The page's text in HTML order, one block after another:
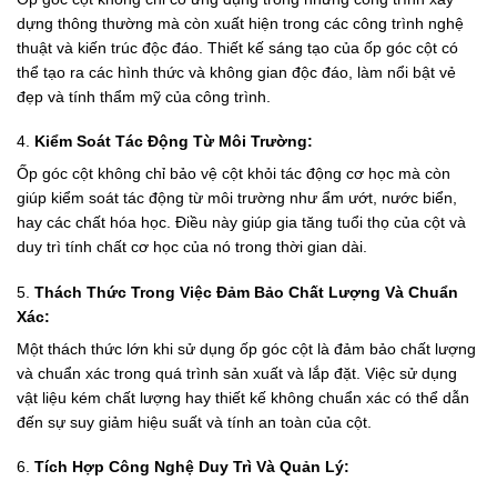
dựng thông thường mà còn xuất hiện trong các công trình nghệ
thuật và kiến trúc độc đáo. Thiết kế sáng tạo của ốp góc cột có
thể tạo ra các hình thức và không gian độc đáo, làm nổi bật vẻ
đẹp và tính thẩm mỹ của công trình.
4. Kiểm Soát Tác Động Từ Môi Trường:
Ốp góc cột không chỉ bảo vệ cột khỏi tác động cơ học mà còn
giúp kiểm soát tác động từ môi trường như ẩm ướt, nước biển,
hay các chất hóa học. Điều này giúp gia tăng tuổi thọ của cột và
duy trì tính chất cơ học của nó trong thời gian dài.
5. Thách Thức Trong Việc Đảm Bảo Chất Lượng Và Chuẩn
Xác:
Một thách thức lớn khi sử dụng ốp góc cột là đảm bảo chất lượng
và chuẩn xác trong quá trình sản xuất và lắp đặt. Việc sử dụng
vật liệu kém chất lượng hay thiết kế không chuẩn xác có thể dẫn
đến sự suy giảm hiệu suất và tính an toàn của cột.
6. Tích Hợp Công Nghệ Duy Trì Và Quản Lý: